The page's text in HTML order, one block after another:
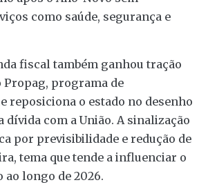
como saúde, segurança e
fiscal também ganhou tração
Propag, programa de
reposiciona o estado no desenho
dívida com a União. A sinalização
por previsibilidade e redução de
tema que tende a influenciar o
ao longo de 2026.